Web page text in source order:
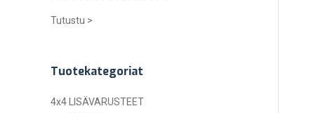
Tutustu >
Tuotekategoriat
4x4 LISÄVARUSTEET